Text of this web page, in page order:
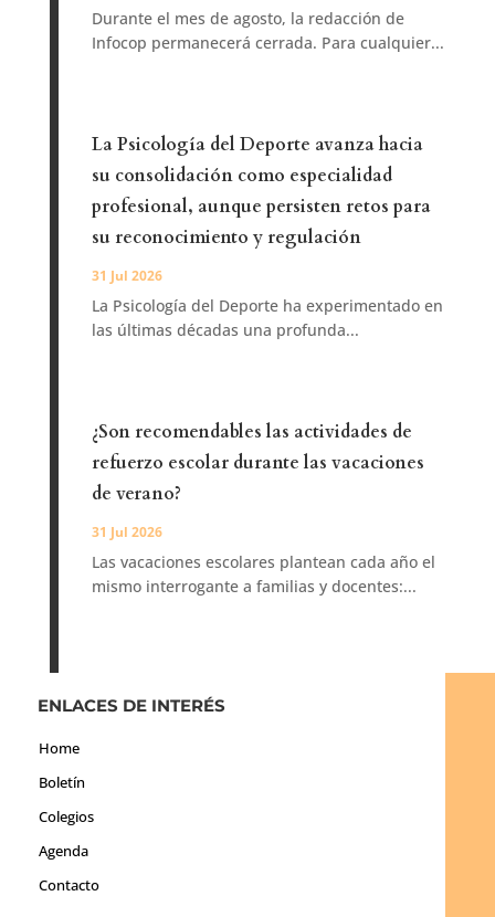
Durante el mes de agosto, la redacción de
Infocop permanecerá cerrada. Para cualquier...
La Psicología del Deporte avanza hacia
su consolidación como especialidad
profesional, aunque persisten retos para
su reconocimiento y regulación
31 Jul 2026
La Psicología del Deporte ha experimentado en
las últimas décadas una profunda...
¿Son recomendables las actividades de
refuerzo escolar durante las vacaciones
de verano?
31 Jul 2026
Las vacaciones escolares plantean cada año el
mismo interrogante a familias y docentes:...
ENLACES DE INTERÉS
Home
Boletín
Colegios
Agenda
Contacto